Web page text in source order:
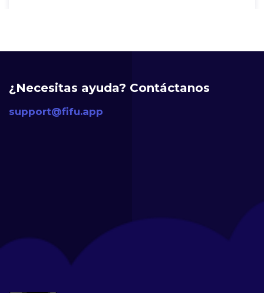
¿Necesitas ayuda? Contáctanos
support@fifu.app